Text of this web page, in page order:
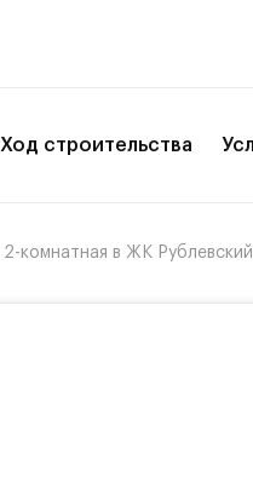
Ход строительства
2-комнатная в ЖК